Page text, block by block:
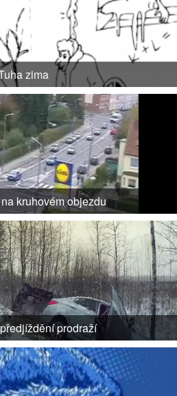
zima
kruhovém objezdu
prodraží